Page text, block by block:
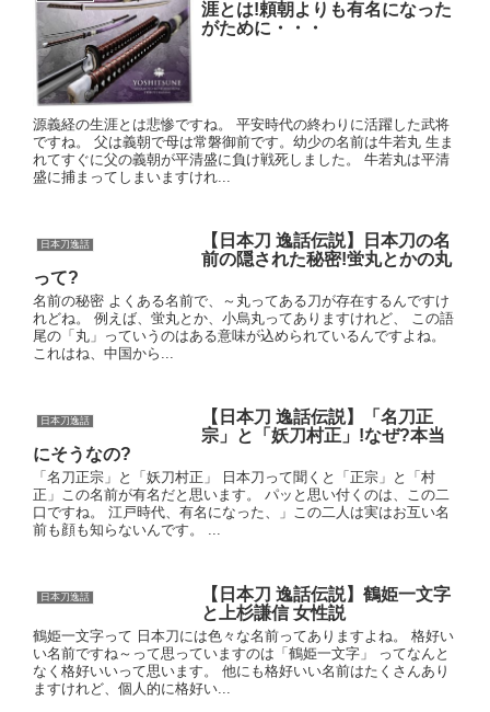
涯とは!頼朝よりも有名になった
がために・・・
源義経の生涯とは悲惨ですね。 平安時代の終わりに活躍した武将
ですね。 父は義朝で母は常磐御前です。幼少の名前は牛若丸 生ま
れてすぐに父の義朝が平清盛に負け戦死しました。 牛若丸は平清
盛に捕まってしまいますけれ...
日本刀逸話
【日本刀 逸話伝説】日本刀の名
前の隠された秘密!蛍丸とかの丸
って?
名前の秘密 よくある名前で、～丸ってある刀が存在するんですけ
れどね。 例えば、蛍丸とか、小烏丸ってありますけれど、 この語
尾の「丸」っていうのはある意味が込められているんですよね。
これはね、中国から...
日本刀逸話
【日本刀 逸話伝説】「名刀正
宗」と「妖刀村正」!なぜ?本当
にそうなの?
「名刀正宗」と「妖刀村正」 日本刀って聞くと「正宗」と「村
正」この名前が有名だと思います。 パッと思い付くのは、この二
口ですね。 江戸時代、有名になった、」この二人は実はお互い名
前も顔も知らないんです。 ...
日本刀逸話
【日本刀 逸話伝説】鶴姫一文字
と上杉謙信 女性説
鶴姫一文字って 日本刀には色々な名前ってありますよね。 格好い
い名前ですね～って思っていますのは「鶴姫一文字」 ってなんと
なく格好いいって思います。 他にも格好いい名前はたくさんあり
ますけれど、個人的に格好い...